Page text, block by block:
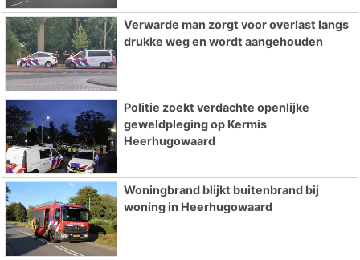
Verwarde man zorgt voor overlast langs
drukke weg en wordt aangehouden
Politie zoekt verdachte openlijke
geweldpleging op Kermis
Heerhugowaard
Woningbrand blijkt buitenbrand bij
woning in Heerhugowaard